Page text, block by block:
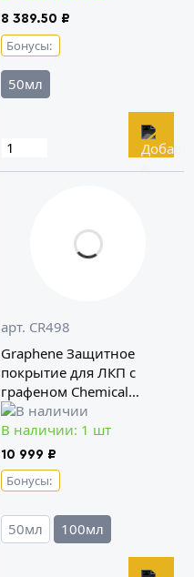
8 389.50 ₽
Бонусы:
50мл
арт. CR498
Graphene Защитное
покрытие для ЛКП с
графеном Chemical
Russian
В наличии: 1 шт
10 999 ₽
Бонусы:
50мл 100мл